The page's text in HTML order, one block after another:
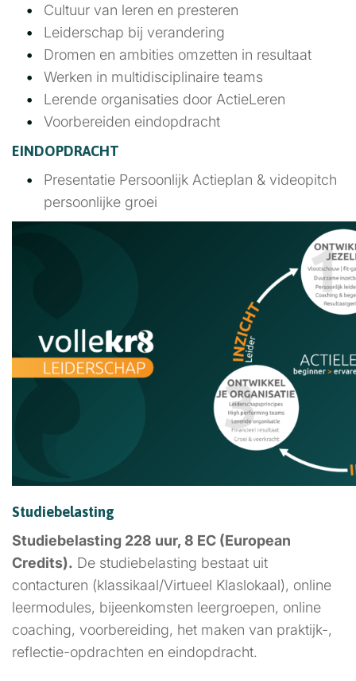
Cultuur van leren en presteren
Leiderschap bij verandering
Dromen en ambities omzetten in resultaat
Werken in multidisciplinaire teams
Lerende organisaties door ActieLeren
Voorbereiden eindopdracht
EINDOPDRACHT
Presentatie Persoonlijk Actieplan & videopitch
persoonlijke groei
Studiebelasting
Studiebelasting 228 uur, 8 EC (European
Credits). De studiebelasting bestaat uit
contacturen (klassikaal/Virtueel Klaslokaal), online
leermodules, bijeenkomsten leergroepen, online
coaching, voorbereiding, het maken van praktijk-,
reflectie-opdrachten en eindopdracht.